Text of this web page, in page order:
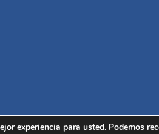
experiencia para usted. Podemos